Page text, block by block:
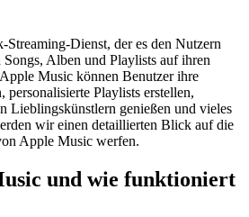
Dienst, der es den Nutzern
Alben und Playlists auf ihren
Music können Benutzer ihre
Playlists erstellen,
Lieblingskünstlern genießen und vieles
wir einen detaillierten Blick auf die
Apple Music werfen.
und wie funktioniert